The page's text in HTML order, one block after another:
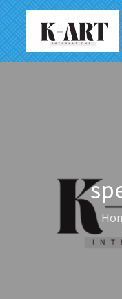
Skip
to
content
アジアと世界をつな